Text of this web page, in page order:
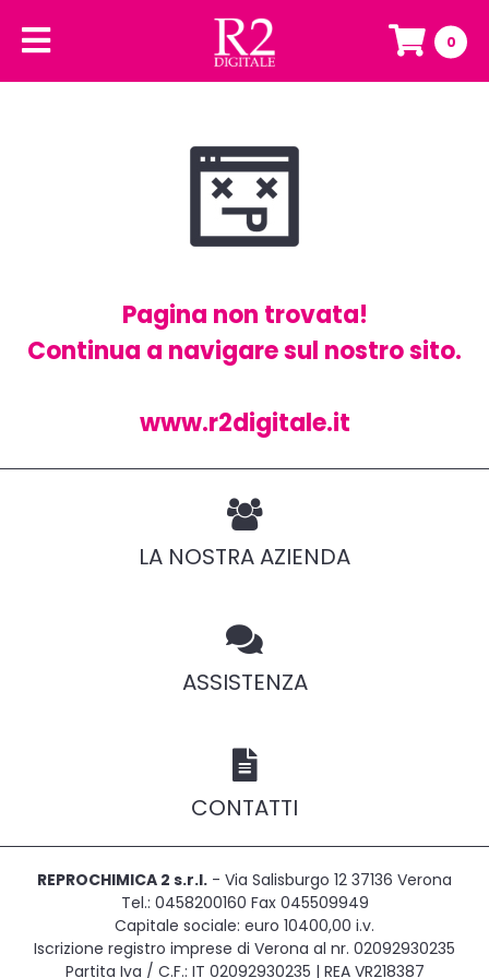
0
Pagina non trovata!
Continua a navigare sul nostro sito.
www.r2digitale.it
LA NOSTRA AZIENDA
ASSISTENZA
CONTATTI
REPROCHIMICA 2 s.r.l. - Via Salisburgo 12 37136 Verona
Tel.: 0458200160 Fax 045509949
Capitale sociale: euro 10400,00 i.v.
Iscrizione registro imprese di Verona al nr. 02092930235
Partita Iva / C.F.: IT 02092930235 | REA VR218387